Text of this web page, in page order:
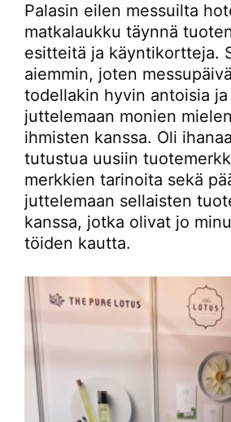
Palasin eilen messuilta
matkalaukku täynnä
esitteitä ja käyntikortteja.
aiemmin, joten
todellakin hyvin antoisia
juttelemaan monien
ihmisten kanssa. Oli
tutustua uusiin
merkkien tarinoita sekä
juttelemaan sellaisten
kanssa, jotka olivat jo
töiden kautta.